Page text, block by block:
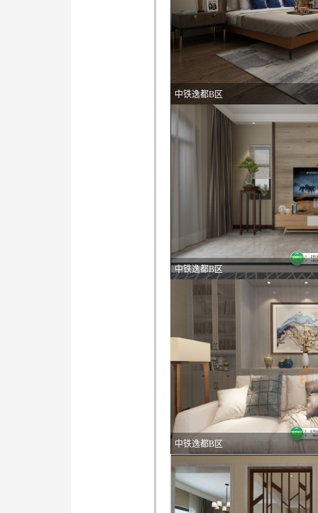
中铁逸都B区
中铁逸都B区
中铁逸都B区